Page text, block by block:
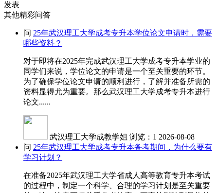
发表
其他精彩问答
问 25年武汉理工大学成考专升本学位论文申请时，需要
哪些资料？
对于即将在2025年完成武汉理工大学成考专升本学业的
同学们来说，学位论文的申请是一个至关重要的环节。
为了确保学位论文申请的顺利进行，了解并准备所需的
资料显得尤为重要。那么武汉理工大学成考专升本进行
论文......
武汉理工大学成教学姐 浏览：1 2026-08-08
问 25年武汉理工大学成考专升本备考期间，为什么要有
学习计划？
在准备2025年武汉理工大学省成人高等教育专升本考试
的过程中，制定一个科学、合理的学习计划是至关重要